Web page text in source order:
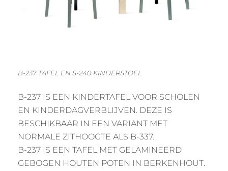
B-237 TAFEL EN S-240 KINDERSTOEL
B-237 IS EEN KINDERTAFEL VOOR SCHOLEN
EN KINDERDAGVERBLIJVEN. DEZE IS
BESCHIKBAAR IN EEN VARIANT MET
NORMALE ZITHOOGTE ALS B-337.
B-237 IS EEN TAFEL MET GELAMINEERD
GEBOGEN HOUTEN POTEN IN BERKENHOUT.